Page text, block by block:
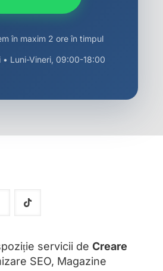
în maxim 2 ore în timpul
• Luni-Vineri, 09:00-18:00
servicii de Creare
SEO, Magazine